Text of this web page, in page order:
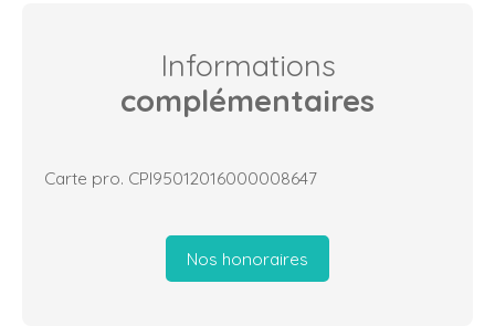
Informations
complémentaires
Carte pro. CPI95012016000008647
Nos honoraires